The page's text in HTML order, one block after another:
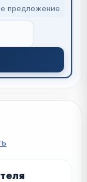
предложение